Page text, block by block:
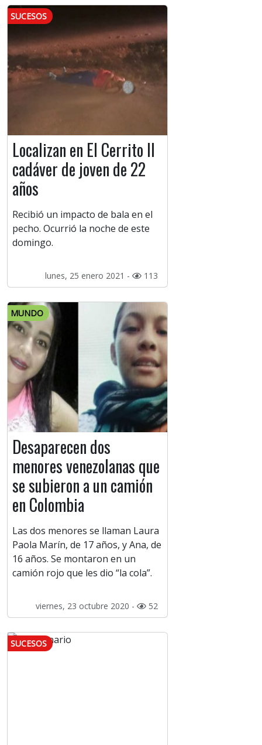
SUCESOS
Localizan en El Cerrito II
cadáver de joven de 22
años
Recibió un impacto de bala en el
pecho. Ocurrió la noche de este
domingo.
lunes, 25 enero 2021 - 113
MUNDO
Desaparecen dos
menores venezolanas que
se subieron a un camión
en Colombia
Las dos menores se llaman Laura
Paola Marín, de 17 años, y Ana, de
16 años. Se montaron en un
camión rojo que les dio “la cola”.
viernes, 23 octubre 2020 - 52
SUCESOS